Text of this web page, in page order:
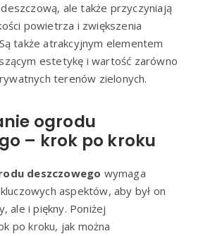
ale także przyczyniają
powietrza i zwiększenia
także atrakcyjnym elementem
estetykę i wartość zarówno
terenów zielonych.
ogrodu
– krok po kroku
deszczowego wymaga
aspektów, aby był on
ale i piękny. Poniżej
po kroku, jak można